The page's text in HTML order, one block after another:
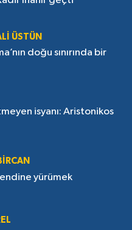
ÜSTÜN
doğu sınırında bir
isyanı: Aristonikos
yürümek